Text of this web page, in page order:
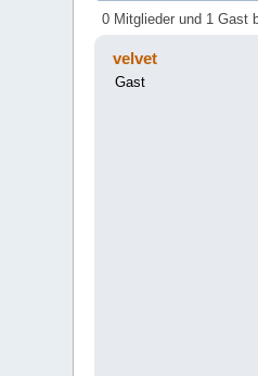
0 Mitglieder und 1 Gast
velvet
Gast